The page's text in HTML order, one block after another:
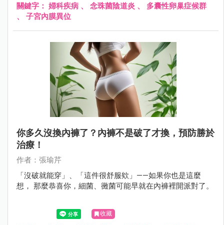
關鍵字： 婦科疾病 、 念珠菌陰道炎 、 多囊性卵巢症候群
、 子宮內膜異位
你多久沒換內褲了？內褲不是破了才換，預防勝於
治療！
作者：張瑜芹
「沒破就能穿」、「這件很舒服欸」——如果你也是這麼
想， 那麼恭喜你，細菌、黴菌可能早就在內褲裡開派對了。
收藏